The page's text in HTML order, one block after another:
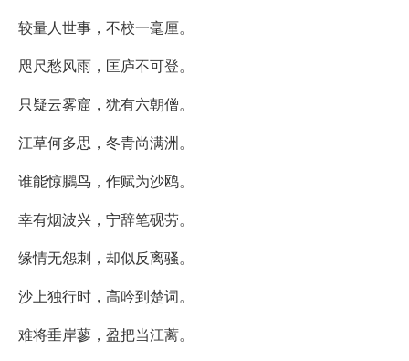
较量人世事，不校一毫厘。
咫尺愁风雨，匡庐不可登。
只疑云雾窟，犹有六朝僧。
江草何多思，冬青尚满洲。
谁能惊鵩鸟，作赋为沙鸥。
幸有烟波兴，宁辞笔砚劳。
缘情无怨刺，却似反离骚。
沙上独行时，高吟到楚词。
难将垂岸蓼，盈把当江蓠。